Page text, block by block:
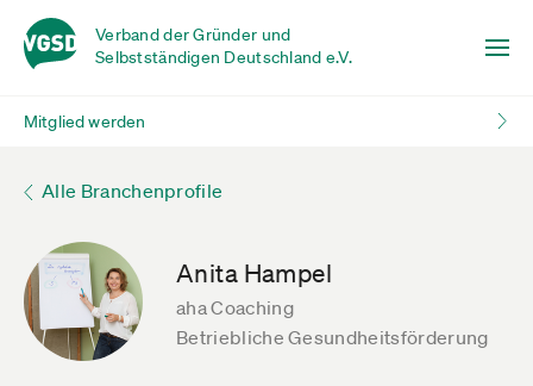
Verband der Gründer und
Selbstständigen Deutschland e.V.
Mitglied werden
Alle Branchenprofile
Anita Hampel
aha Coaching
Betriebliche Gesundheitsförderung